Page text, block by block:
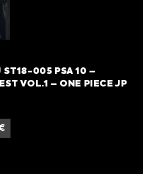
ST18-005 PSA 10 –
VOL.1 – ONE PIECE JP